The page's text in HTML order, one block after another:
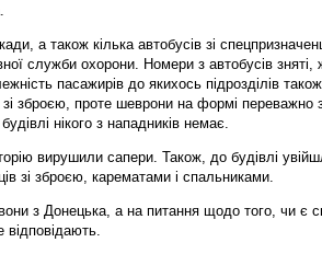
а також кілька автобусів зі
служби охорони. Номери з автобусів зняті,
пасажирів до якихось підрозділів
зі зброєю, проте шеврони на формі переважно
нікого з нападників немає.
вирушили сапери. Також, до будівлі
зі зброєю, карематами і спальниками.
з Донецька, а на питання щодо того, чи є
відповідають.